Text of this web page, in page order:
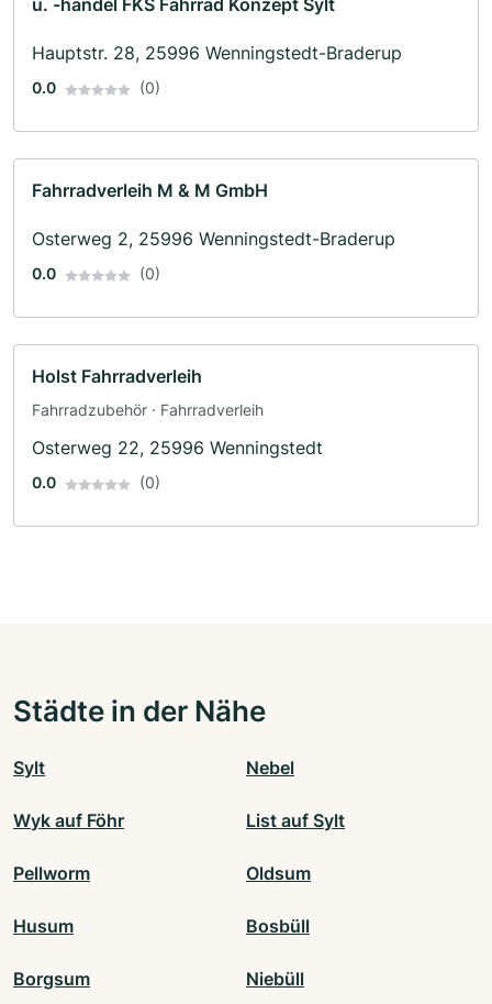
u. -handel FKS Fahrrad Konzept Sylt
Hauptstr. 28, 25996 Wenningstedt-Braderup
0.0 (0)
Fahrradverleih M & M GmbH
Osterweg 2, 25996 Wenningstedt-Braderup
0.0 (0)
Holst Fahrradverleih
Fahrradzubehör · Fahrradverleih
Osterweg 22, 25996 Wenningstedt
0.0 (0)
Städte in der Nähe
Sylt Nebel
Wyk auf Föhr List auf Sylt
Pellworm Oldsum
Husum Bosbüll
Borgsum Niebüll